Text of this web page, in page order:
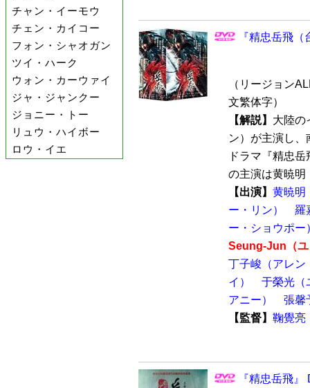
チャン・イーモウ
チェン・カイコー
フォン・シャオガン
ツイ・ハーク
ウォン・カーウァイ
ジャ・ジャンクー
ジョニー・トー
リュウ・ハイボー
ロウ・イエ
『精忠岳飛
（リージョン
文繁体字）
【解説】 大陸の
ン）が主演し
ドラマ『精忠
の主演は黄暁明
【出演】 黄暁明
ー・リン）
羅
ー・ショウポー
Seung-Jun（ユ
丁子峻（アレン
イ）
于榮光（
アニー）
張馨
【監督】 鞠覺亮
『精忠岳飛